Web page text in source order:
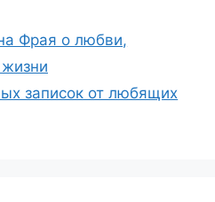
Фрая о любви,
записок от любящих